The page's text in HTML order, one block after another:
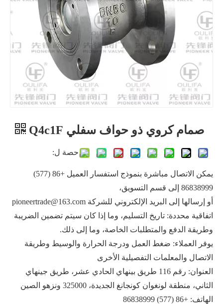
صمام سفلي هوائي PGQ641F
صمام كروي ذو حواف سفلي Q4c1F
حصة ل:
يمكن الاتصال مباشرة بنموذج استفسار العميل +86 (577)
86838999 إلى قسم التسويق،
أو إرسالها إلى البريد الإلكتروني للشركة pioneertrade@163.com
اتفاقية محددة: تاريخ التسليم، وما إذا كان سيتم تضمين الضريبة
وطريقة الدفع والمتطلبات الخاصة، وما إلى ذلك.
يوفر العملاء: ضغط العمل ودرجة الحرارة والوسيط وطريقة
الاتصال والمعلمات التفصيلية الأخرى
العنوان: رقم 116 طريق بينهاي الحادي عشر، طريق جينهاي
الثاني، منطقة لونغوان كونجانغ الجديدة، 325000 ونزهو الصين
الهاتف: +86 (577) 86838999